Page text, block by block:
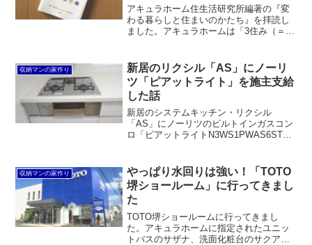
アキュラホーム住生活研究所編著の『変
わる暮らしと住まいのかたち』を拝読し
ました。アキュラホームは「3住み（＝住
屋にあることを知ることができました。
収納マンの家作り
新居のリクシル「AS」にノーリ
ツ「ピアットライト」を施主支給
した話
新居のシステムキッチン・リクシル
「AS」にノーリツのビルトインガスコン
ロ「ピアットライトN3WS1PWAS6STE-
しました。かたやガスコックがないと付
けられない、かたやガスコンロが付いて
いないとガスコックが付けられないと言
われて右往左往。施主支給などせずアキ
ュラホームにお任せするのが無難でし
た。
収納マンの家作り
やっぱり水回りは強い！「TOTO
堺ショールーム」に行ってきまし
た
TOTO堺ショールームに行ってきまし
た。アキュラホームに指定されたユニッ
トバスのサザナ、洗面化粧台のサクア、